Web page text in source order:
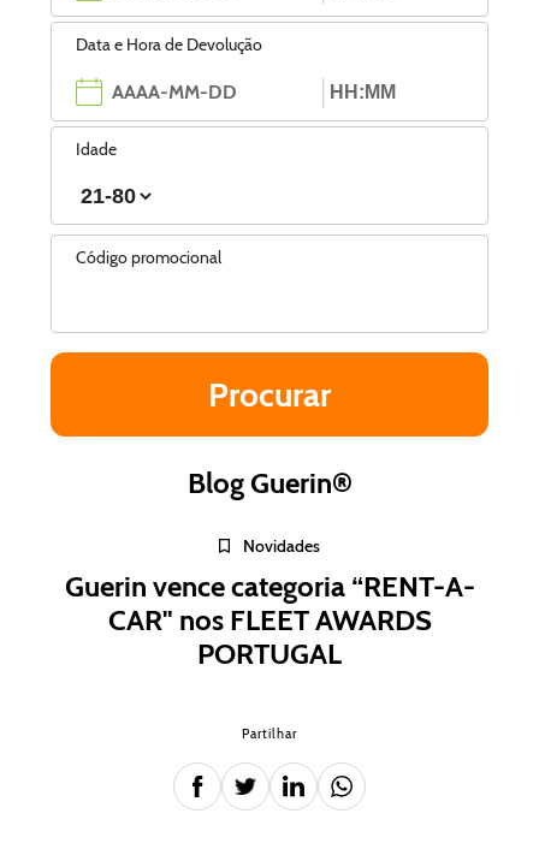
Data e Hora de Devolução
Idade
Código promocional
Blog Guerin®
Novidades
Guerin vence categoria “RENT-A-
CAR" nos FLEET AWARDS
PORTUGAL
Partilhar